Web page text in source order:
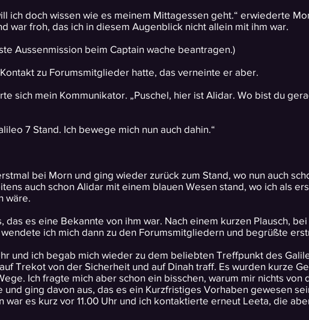
ich doch wissen wie es meinem Mittagessen geht.“ erwiederte
war froh, das ich in diesem Augenblick nicht allein mit ihm war.
Aussenmission beim Captain wache beantragen.)
zu Forumsmitglieder hatte, das verneinte er aber.
sich mein Kommunikator. „Puschel, hier ist Alidar. Wo bist du
7 Stand. Ich bewege mich nun auch dahin.“
bei Morn und ging wieder zurück zum Stand, wo nun auch
auch schon Alidar mit einem blauen Wesen stand, wo ich als
wäre.
das es eine Bekannte von ihm war. Nach einem kurzen Plausch,
ich mich dann zu den Forumsmitgliedern und begrüßte
und ich begab mich wieder zu dem beliebten Treffpunkt des
Trekot von der Sicherheit und auf Dinah traff. Es wurden kurze
Ich fragte mich aber schon ein bisschen, warum mir nichts von
ging davon aus, das es ein Kurzfristiges Vorhaben gewesen
war es kurz vor 11.00 Uhr und ich kontaktierte erneut Leeta, die